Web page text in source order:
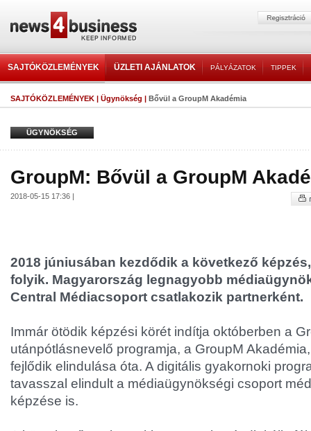
SAJTÓKÖZLEMÉNYEK ÜZLETI AJÁNLATOK PÁLYÁZATOK TIPPEK
SAJTÓKÖZLEMÉNYEK | Ügynökség | Bővül a GroupM Akadémia
ÜGYNÖKSÉG
GroupM: Bővül a GroupM
2018-05-15 17:36 |
2018 júniusában kezdődik a következő
folyik. Magyarország legnagyobb
Central Médiacsoport csatlakozik partnerként.
Immár ötödik képzési körét indítja októberben a
utánpótlásnevelő programja, a GroupM
fejlődik elindulása óta. A digitális gyakornoki
tavasszal elindult a médiaügynökségi csoport
képzése is.